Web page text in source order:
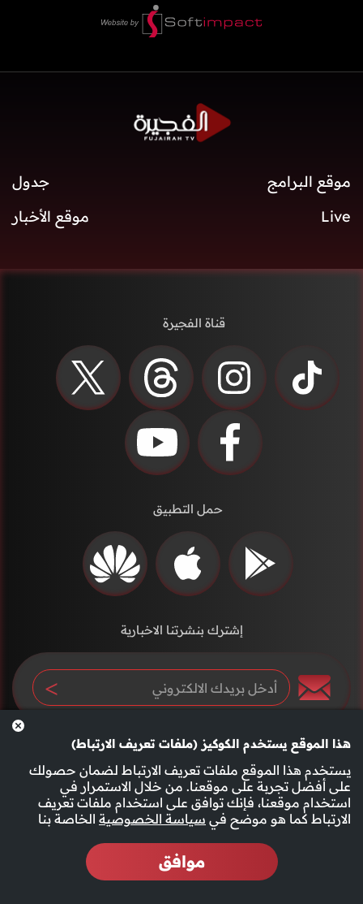
هذا الموقع يستخدم الكوكيز (ملفات تعريف الارتباط)
يستخدم هذا الموقع ملفات تعريف الارتباط لضمان حصولك
على أفضل تجربة على موقعنا. من خلال الاستمرار في
استخدام موقعنا، فإنك توافق على استخدام ملفات تعريف
الارتباط كما هو موضح في سياسة الخصوصية الخاصة بنا
موافق
موقع البرامج
جدول
Live
موقع الأخبار
قناة الفجيرة
حمل التطبيق
إشترك بنشرتنا الاخبارية
سياسة الخصوصية الأحكام والشروط